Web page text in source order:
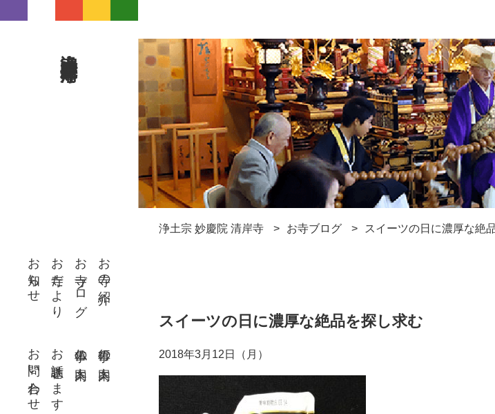
お寺の紹介
お寺ブログ
お寺だより
お知らせ
行事の案内
仏事の案内
お話聴きます
お問い合わせ
浄土宗 妙慶院 清岸寺 お寺ブログ スイーツの日に濃厚な絶
スイーツの日に濃厚な絶品を探し求む
2018年3月12日（月）